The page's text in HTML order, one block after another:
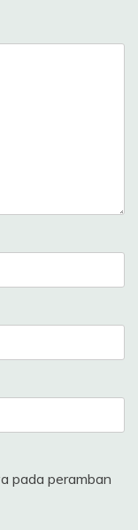
pada peramban